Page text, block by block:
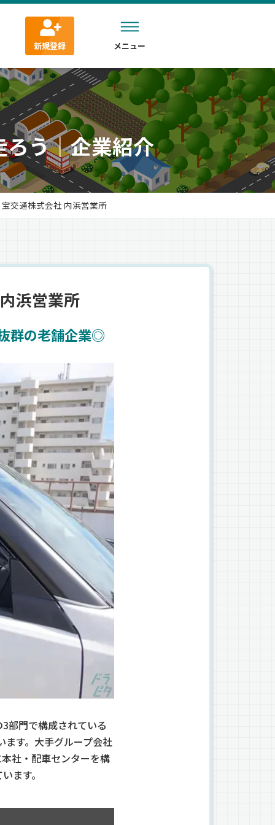
新規登録 メニュー
う｜企業紹介
交通株式会社 内浜営業所
浜営業所
群の老舗企業◎
部門で構成されている
ます。大手グループ会社
社・配車センターを構
ます。